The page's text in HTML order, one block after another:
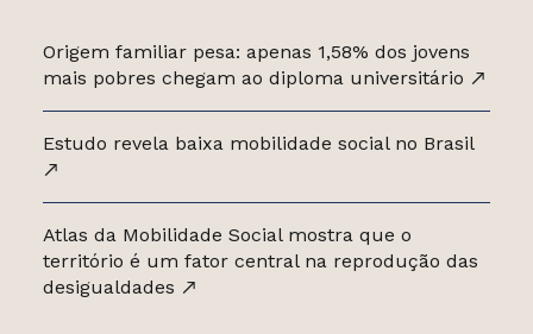
Origem familiar pesa: apenas 1,58% dos jovens
mais pobres chegam ao diploma universitário
Estudo revela baixa mobilidade social no Brasil
Atlas da Mobilidade Social mostra que o
território é um fator central na reprodução das
desigualdades